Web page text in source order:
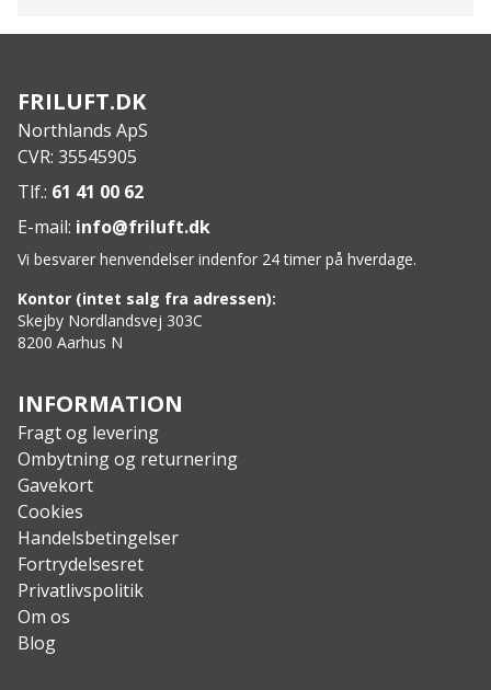
Desert Tan G-10 skalaer på håndtag
Specs:
Længde: 49 cm
Vægt: 1 kg.
FRILUFT.DK
Northlands ApS
CVR: 35545905
Tlf.: 61 41 00 62
E-mail: info@friluft.dk
Vi besvarer henvendelser indenfor 24 timer på hverdage.
Kontor (intet salg fra adressen):
Skejby Nordlandsvej 303C
8200 Aarhus N
INFORMATION
Fragt og levering
Ombytning og returnering
Gavekort
Cookies
Handelsbetingelser
Fortrydelsesret
Privatlivspolitik
Om os
Blog